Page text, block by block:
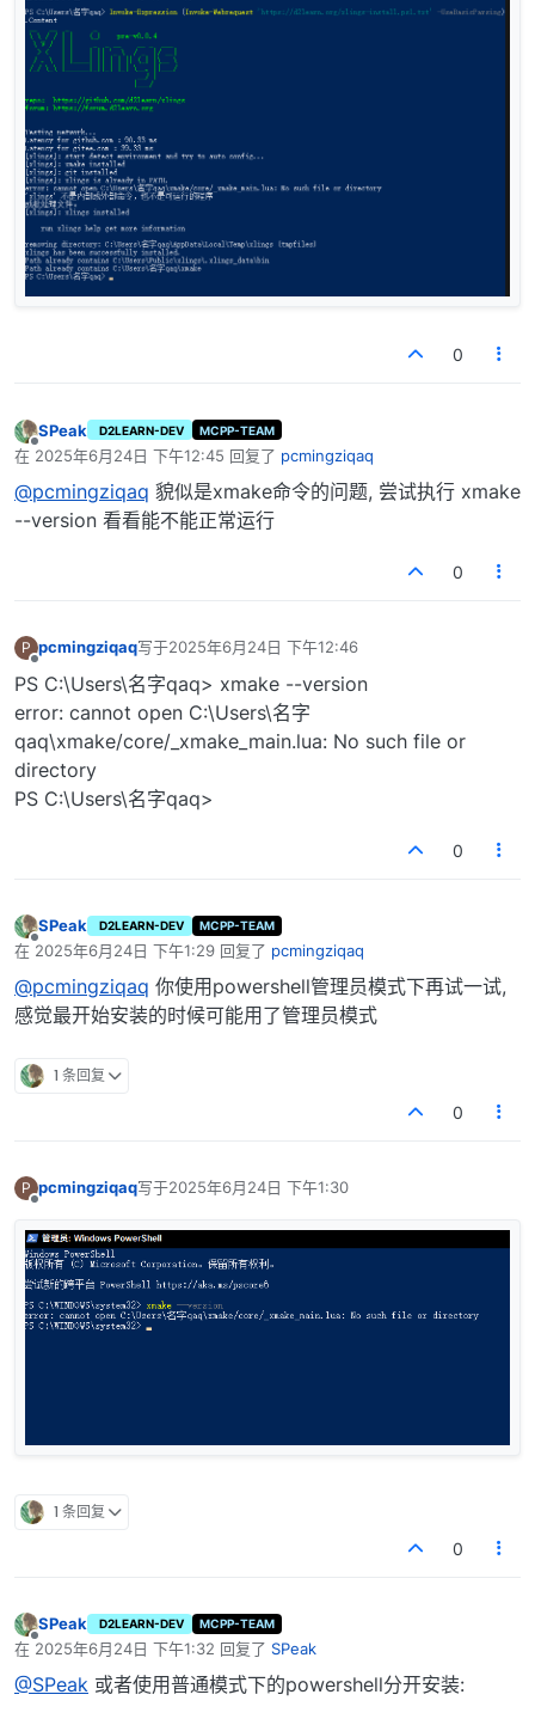
0
离线
SPeak D2LEARN-DEV MCPP-TEAM
在 2025年6月24日 下午12:45 回复了 pcmingziqaq
最后由 编辑
@pcmingziqaq 貌似是xmake命令的问题, 尝试执行 xmake
--version 看看能不能正常运行
0
P
离线
pcmingziqaq写于2025年6月24日 下午12:46
最后由 编辑
PS C:\Users\名字qaq> xmake --version
error: cannot open C:\Users\名字
qaq\xmake/core/_xmake_main.lua: No such file or
directory
PS C:\Users\名字qaq>
0
离线
SPeak D2LEARN-DEV MCPP-TEAM
在 2025年6月24日 下午1:29 回复了 pcmingziqaq
最后由 编辑
@pcmingziqaq 你使用powershell管理员模式下再试一试,
感觉最开始安装的时候可能用了管理员模式
1 条回复
0
P pcmingziqaq写于2025年6月24日 下午1:30
最后由 编辑
1 条回复
0
离线
SPeak D2LEARN-DEV MCPP-TEAM
在 2025年6月24日 下午1:32 回复了 SPeak
最后由 编辑
@SPeak 或者使用普通模式下的powershell分开安装: